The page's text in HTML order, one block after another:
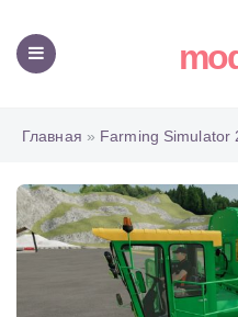
Главная » Farming Simulator